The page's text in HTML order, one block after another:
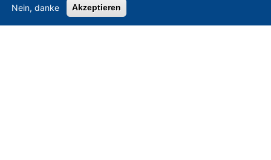
Nein, danke Akzeptieren